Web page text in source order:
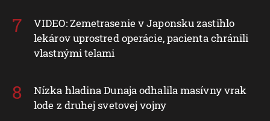
VIDEO: Zemetrasenie v Japonsku zastihlo
lekárov uprostred operácie, pacienta chránili
vlastnými telami
Nízka hladina Dunaja odhalila masívny vrak
lode z druhej svetovej vojny